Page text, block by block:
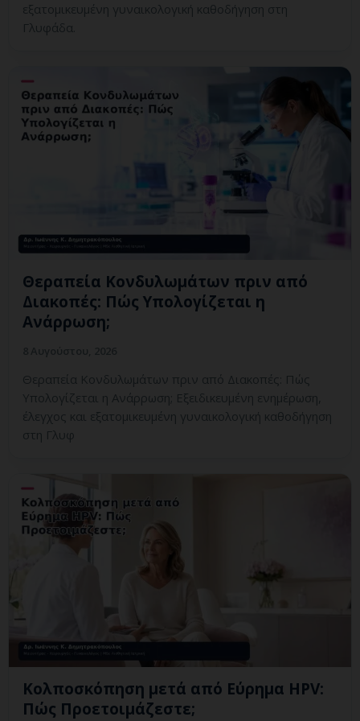
εξατομικευμένη γυναικολογική καθοδήγηση στη
Γλυφάδα.
Θεραπεία Κονδυλωμάτων πριν από
Διακοπές: Πώς Υπολογίζεται η
Ανάρρωση;
Θεραπεία Κονδυλωμάτων πριν από Διακοπές: Πώς
Υπολογίζεται η Ανάρρωση; Εξειδικευμένη ενημέρωση,
έλεγχος και εξατομικευμένη γυναικολογική καθοδήγηση
στη Γλυφ
Κολποσκόπηση μετά από Εύρημα HPV:
Πώς Προετοιμάζεστε;